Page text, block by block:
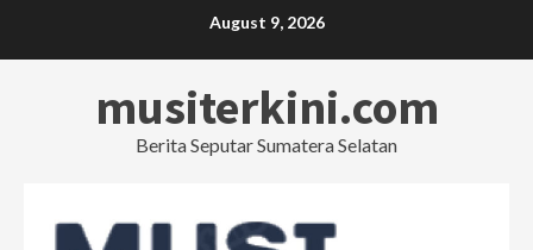
August 9, 2026
musiterkini.com
Berita Seputar Sumatera Selatan